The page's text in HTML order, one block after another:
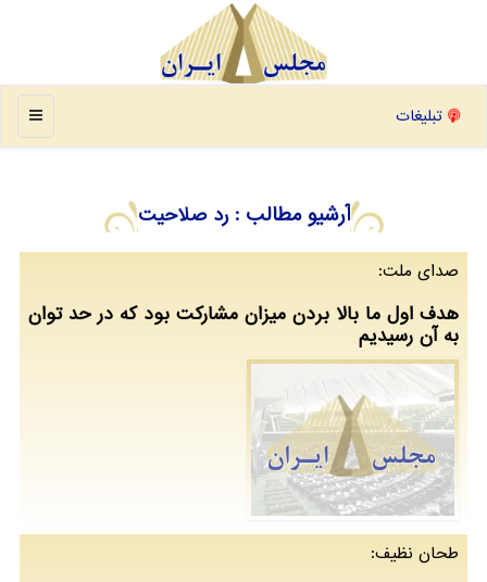
منو تبلیغات
آرشیو مطالب : رد صلاحیت
صدای ملت:
هدف اول ما بالا بردن میزان مشارکت بود که در حد توان
به آن رسیدیم
طحان نظیف: